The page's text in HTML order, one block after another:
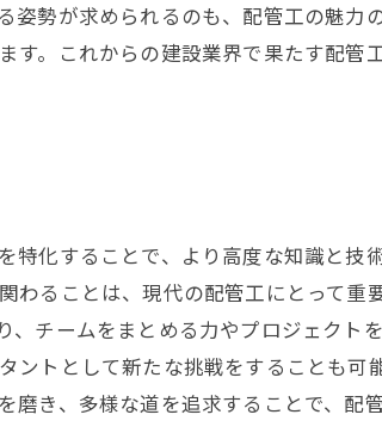
姿勢が求められるのも、配管工の魅力
す。これからの建設業界で果たす配管
特化することで、より高度な知識と技
わることは、現代の配管工にとって重
チームをまとめる力やプロジェクト
トとして新たな挑戦をすることも可能
磨き、多様な道を追求することで、配